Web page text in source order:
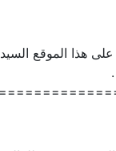
هذا الموقع
.